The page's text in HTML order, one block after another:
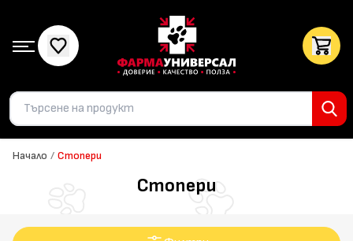
Начало / Стопери
Стопери